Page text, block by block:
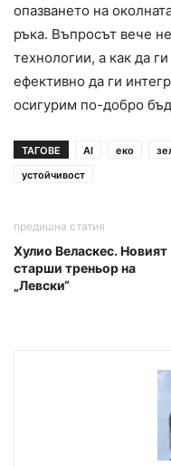
опазването на
ръка. Въпросът вече
технологии, а как да
ефективно да ги
осигурим по-добро
ТАГОВЕ AI еко
устойчивост
предишна статия
Хулио Веласкес. Новият
старши треньор на
„Левски“